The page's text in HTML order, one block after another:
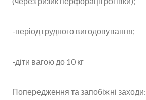
-період грудного вигодовування;
-діти вагою до 10 кг
Попередження та запобіжні заходи: